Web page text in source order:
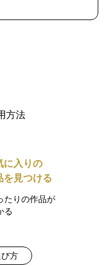
方法
に入りの
を見つける
たりの作品が
る
方